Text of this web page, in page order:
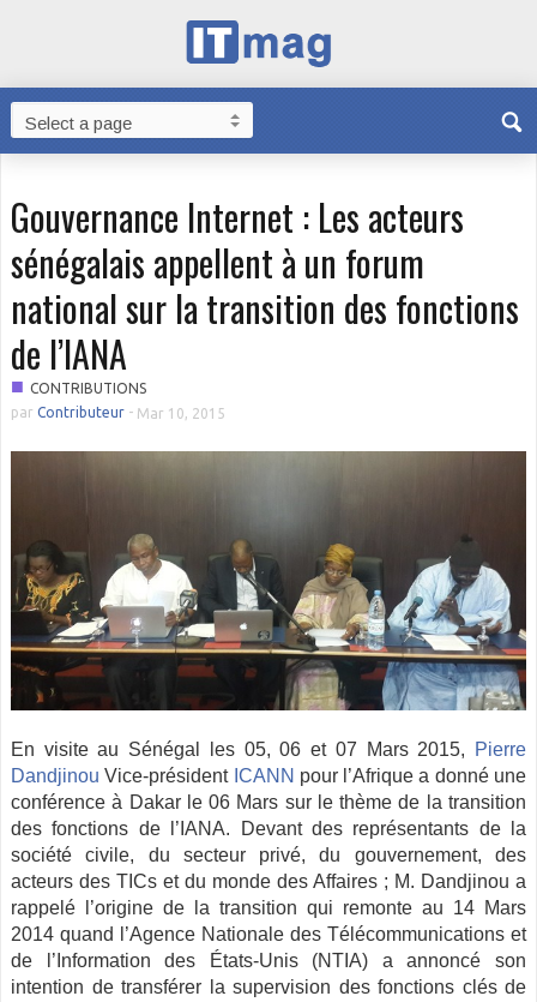
Gouvernance Internet : Les acteurs
sénégalais appellent à un forum
national sur la transition des fonctions
de l’IANA
■ CONTRIBUTIONS
par Contributeur - Mar 10, 2015
En visite au Sénégal les 05, 06 et 07 Mars 2015,
Pierre
Dandjinou Vice-président ICANN pour l’Afrique a donné une
conférence à Dakar le 06 Mars sur le thème de la transition
des fonctions de l’IANA. Devant des représentants de la
société civile, du secteur privé, du gouvernement, des
acteurs des TICs et du monde des Affaires ; M. Dandjinou a
rappelé l’origine de la transition qui remonte au 14 Mars
2014 quand l’Agence Nationale des Télécommunications et
de l’Information des États-Unis (NTIA) a annoncé son
intention de transférer la supervision des fonctions clés de